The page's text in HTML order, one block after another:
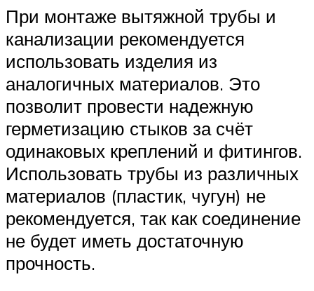
При монтаже вытяжной трубы и
канализации рекомендуется
использовать изделия из
аналогичных материалов. Это
позволит провести надежную
герметизацию стыков за счёт
одинаковых креплений и фитингов.
Использовать трубы из различных
материалов (пластик, чугун) не
рекомендуется, так как соединение
не будет иметь достаточную
прочность.